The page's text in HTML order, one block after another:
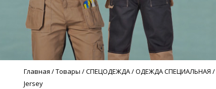
р
Главная /Товары /СПЕЦОДЕЖДА/ОДЕЖДА СПЕЦИАЛЬНАЯ /
Jersey